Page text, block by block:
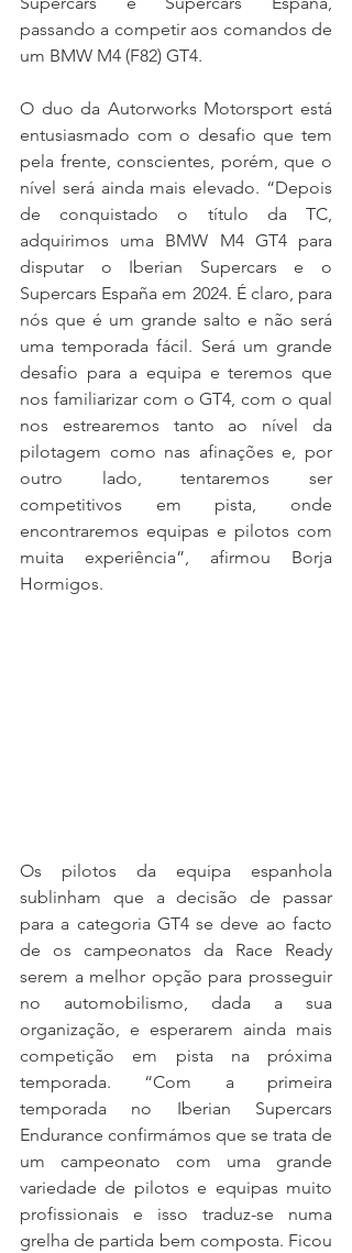
passando a competir aos comandos de
um BMW M4 (F82) GT4.
O duo da Autorworks Motorsport está
entusiasmado com o desafio que tem
pela frente, conscientes, porém, que o
nível será ainda mais elevado. “Depois
de conquistado o título da TC,
adquirimos uma BMW M4 GT4 para
disputar o Iberian Supercars e o
Supercars España em 2024. É claro, para
nós que é um grande salto e não será
uma temporada fácil. Será um grande
desafio para a equipa e teremos que
nos familiarizar com o GT4, com o qual
nos estrearemos tanto ao nível da
pilotagem como nas afinações e, por
outro lado, tentaremos ser
competitivos em pista, onde
encontraremos equipas e pilotos com
muita experiência”, afirmou Borja
Hormigos.
Os pilotos da equipa espanhola
sublinham que a decisão de passar
para a categoria GT4 se deve ao facto
de os campeonatos da Race Ready
serem a melhor opção para prosseguir
no automobilismo, dada a sua
organização, e esperarem ainda mais
competição em pista na próxima
temporada. “Com a primeira
temporada no Iberian Supercars
Endurance confirmámos que se trata de
um campeonato com uma grande
variedade de pilotos e equipas muito
profissionais e isso traduz-se numa
grelha de partida bem composta. Ficou